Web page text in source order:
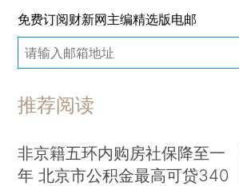
免费订阅财新网主编精选版电邮
推荐阅读
非京籍五环内购房社保降至一
年 北京市公积金最高可贷340